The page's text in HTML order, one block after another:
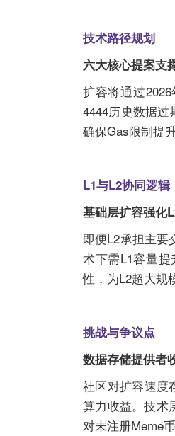
技术路径规划
六大核心提案支
扩容将通过
4444历史数据
确保Gas限制提
L1与L2协同逻辑
基础层扩容强化
即便L2承担主要
术下需L1容量
性，为L2超大规
挑战与争议点
数据存储提供者
社区对扩容速度
算力收益。技术
对未注册Meme